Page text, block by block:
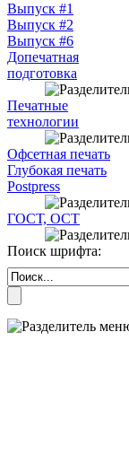
Выпуск #1
Выпуск #2
Выпуск #6
Допечатная
подготовка
Печатные
технологии
Офсетная печать
Глубокая печать
Postpress
ГОСТ, ОСТ
Поиск шрифта: